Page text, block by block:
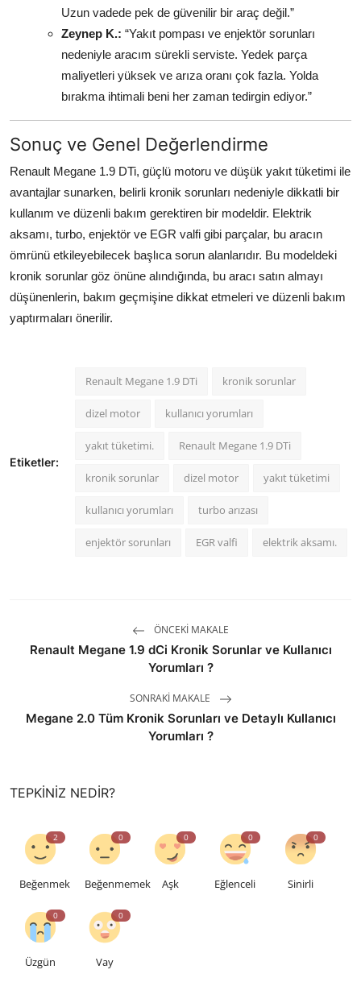
Uzun vadede pek de güvenilir bir araç değil.”
Zeynep K.: “Yakıt pompası ve enjektör sorunları
nedeniyle aracım sürekli serviste. Yedek parça
maliyetleri yüksek ve arıza oranı çok fazla. Yolda
bırakma ihtimali beni her zaman tedirgin ediyor.”
Sonuç ve Genel Değerlendirme
Renault Megane 1.9 DTi, güçlü motoru ve düşük yakıt tüketimi ile
avantajlar sunarken, belirli kronik sorunları nedeniyle dikkatli bir
kullanım ve düzenli bakım gerektiren bir modeldir. Elektrik
aksamı, turbo, enjektör ve EGR valfi gibi parçalar, bu aracın
ömrünü etkileyebilecek başlıca sorun alanlarıdır. Bu modeldeki
kronik sorunlar göz önüne alındığında, bu aracı satın almayı
düşünenlerin, bakım geçmişine dikkat etmeleri ve düzenli bakım
yaptırmaları önerilir.
Etiketler:
Renault Megane 1.9 DTi kronik sorunlar
dizel motor kullanıcı yorumları
yakıt tüketimi. Renault Megane 1.9 DTi
kronik sorunlar dizel motor yakıt tüketimi
kullanıcı yorumları turbo arızası
enjektör sorunları EGR valfi elektrik aksamı.
ÖNCEKI MAKALE
Renault Megane 1.9 dCi Kronik Sorunlar ve Kullanıcı
Yorumları ?
SONRAKI MAKALE
Megane 2.0 Tüm Kronik Sorunları ve Detaylı Kullanıcı
Yorumları ?
TEPKINIZ NEDIR?
2
Beğenmek
0
Beğenmemek
0
Aşk
0
Eğlenceli
0
Sinirli
0
Üzgün
0
Vay